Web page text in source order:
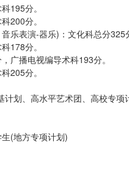
195分。
200分。
乐表演-器乐)：文化科总分
178分。
广播电视编导术科193分。
205分。
划、高水平艺术团、高校专项
(地方专项计划)